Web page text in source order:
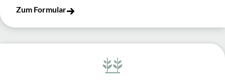
Zum Formular